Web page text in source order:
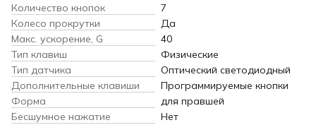
Количество кнопок
7
Колесо прокрутки
Да
Макс. ускорение, G
40
Тип клавиш
Физические
Тип датчика
Оптический светодиодный
Дополнительные клавиши
Программируемые кнопки
Форма
для правшей
Бесшумное нажатие
Нет